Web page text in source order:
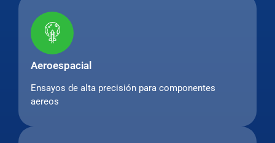
Aeroespacial
Ensayos de alta precisión para componentes
aereos